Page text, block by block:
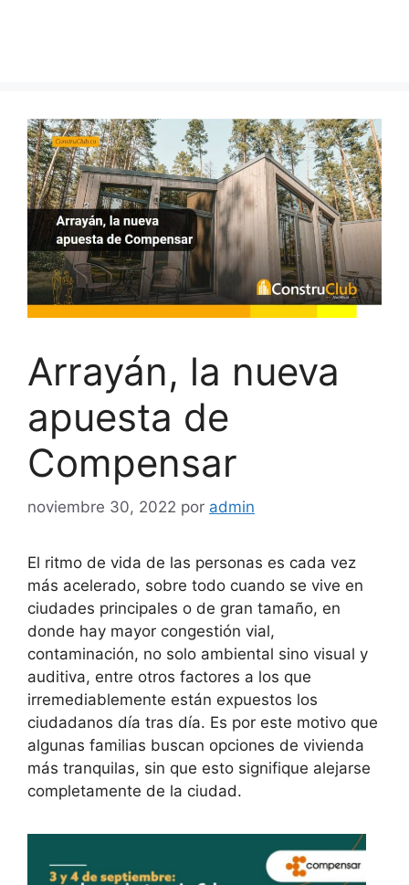
Arrayán, la nueva
apuesta de
Compensar
noviembre 30, 2022 por admin
El ritmo de vida de las personas es cada vez
más acelerado, sobre todo cuando se vive en
ciudades principales o de gran tamaño, en
donde hay mayor congestión vial,
contaminación, no solo ambiental sino visual y
auditiva, entre otros factores a los que
irremediablemente están expuestos los
ciudadanos día tras día. Es por este motivo que
algunas familias buscan opciones de vivienda
más tranquilas, sin que esto signifique alejarse
completamente de la ciudad.